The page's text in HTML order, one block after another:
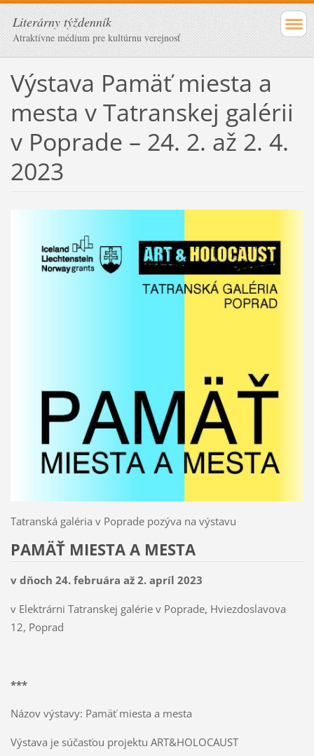
Literárny týždenník
Atraktívne médium pre kultúrnu verejnosť
Výstava Pamäť miesta a
mesta v Tatranskej galérii
v Poprade – 24. 2. až 2. 4.
2023
Tatranská galéria v Poprade pozýva na výstavu
PAMÄŤ MIESTA A MESTA
v dňoch 24. februára až 2. apríl 2023
v Elektrárni Tatranskej galérie v Poprade, Hviezdoslavova
12, Poprad
***
Názov výstavy: Pamäť miesta a mesta
Výstava je súčasťou projektu ART&HOLOCAUST